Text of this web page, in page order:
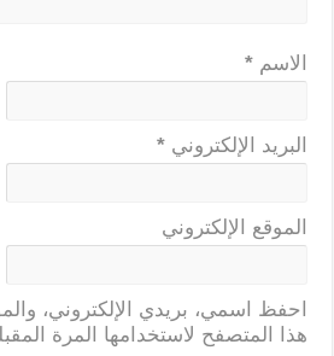
الاسم *
البريد الإلكتروني *
الموقع الإلكتروني
احفظ اسمي، بريدي الإلكتروني،
هذا المتصفح لاستخدامها المرة